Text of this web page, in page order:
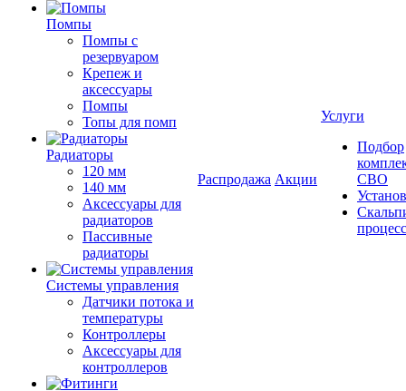
Помпы
Помпы с
резервуаром
Крепеж и
аксессуары
Помпы
Топы для помп
Радиаторы
120 мм
140 мм
Аксессуары для
радиаторов
Пассивные
радиаторы
Системы управления
Датчики потока и
температуры
Контроллеры
Аксессуары для
контроллеров
Распродажа Акции
Услуги
Подбор
СВО